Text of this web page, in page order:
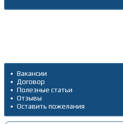
Вакансии
Договор
Полезные статьи
Отзывы
Оставить пожелания